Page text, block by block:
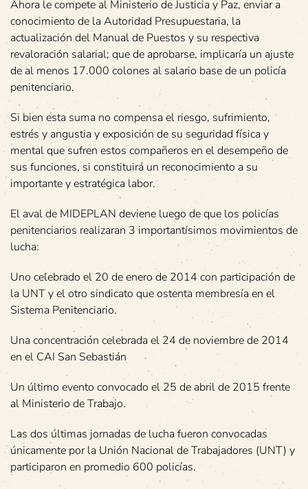
Ahora le compete al Ministerio de Justicia y Paz, enviar a
conocimiento de la Autoridad Presupuestaria, la
actualización del Manual de Puestos y su respectiva
revaloración salarial; que de aprobarse, implicaría un ajuste
de al menos 17.000 colones al salario base de un policía
penitenciario.
Si bien esta suma no compensa el riesgo, sufrimiento,
estrés y angustia y exposición de su seguridad física y
mental que sufren estos compañeros en el desempeño de
sus funciones, si constituirá un reconocimiento a su
importante y estratégica labor.
El aval de MIDEPLAN deviene luego de que los policías
penitenciarios realizaran 3 importantísimos movimientos de
lucha:
Uno celebrado el 20 de enero de 2014 con participación de
la UNT y el otro sindicato que ostenta membresía en el
Sistema Penitenciario.
Una concentración celebrada el 24 de noviembre de 2014
en el CAI San Sebastián
Un último evento convocado el 25 de abril de 2015 frente
al Ministerio de Trabajo.
Las dos últimas jornadas de lucha fueron convocadas
únicamente por la Unión Nacional de Trabajadores (UNT) y
participaron en promedio 600 policías.